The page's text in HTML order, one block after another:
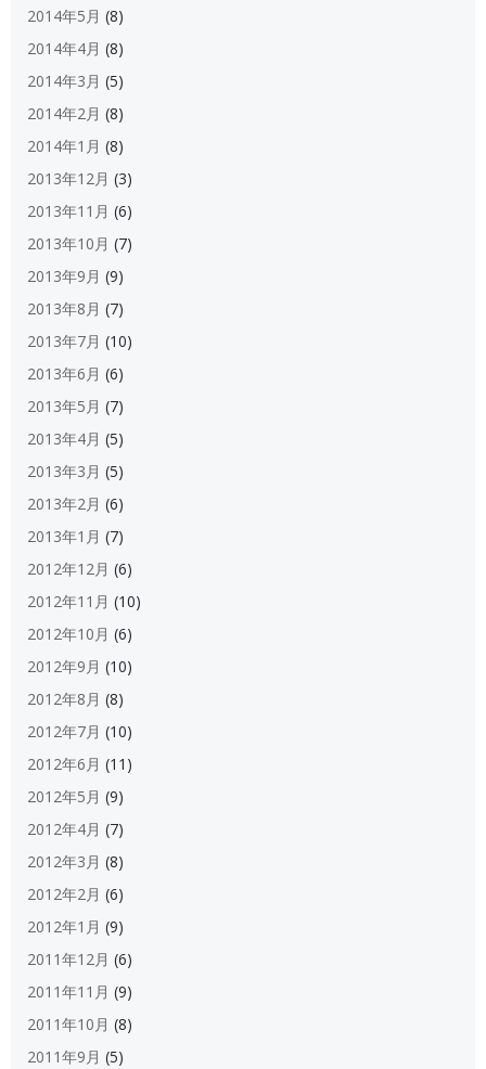
2014年5月 (8)
2014年4月 (8)
2014年3月 (5)
2014年2月 (8)
2014年1月 (8)
2013年12月 (3)
2013年11月 (6)
2013年10月 (7)
2013年9月 (9)
2013年8月 (7)
2013年7月 (10)
2013年6月 (6)
2013年5月 (7)
2013年4月 (5)
2013年3月 (5)
2013年2月 (6)
2013年1月 (7)
2012年12月 (6)
2012年11月 (10)
2012年10月 (6)
2012年9月 (10)
2012年8月 (8)
2012年7月 (10)
2012年6月 (11)
2012年5月 (9)
2012年4月 (7)
2012年3月 (8)
2012年2月 (6)
2012年1月 (9)
2011年12月 (6)
2011年11月 (9)
2011年10月 (8)
2011年9月 (5)